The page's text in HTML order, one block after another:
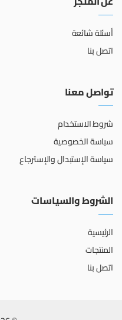
أسئلة شائعة
اتصل بنا
تواصل معنا
شروط الاستخدام
سياسة الخصوصية
سياسة الإستبدال والإسترجاع
الشروط والسياسات
الرئيسية
المنتجات
اتصل بنا